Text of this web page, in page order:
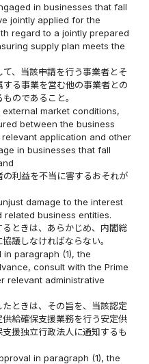
in businesses that fall
jointly applied for the
regard to a jointly prepared
supply plan meets the
、当該申請を行う事業者とそ
る事業を営む他の事業者との
のであること。
market conditions,
between the business
application and other
in businesses that fall
利益を不当に害するおそれが
damage to the interest
business entities.
ときは、あらかじめ、内閣総
議しなければならない。
paragraph (1), the
consult with the Prime
relevant administrative
ときは、その旨を、当該認定
給確保支援業務を行う安定供
援独立行政法人に通知するも
in paragraph (1), the